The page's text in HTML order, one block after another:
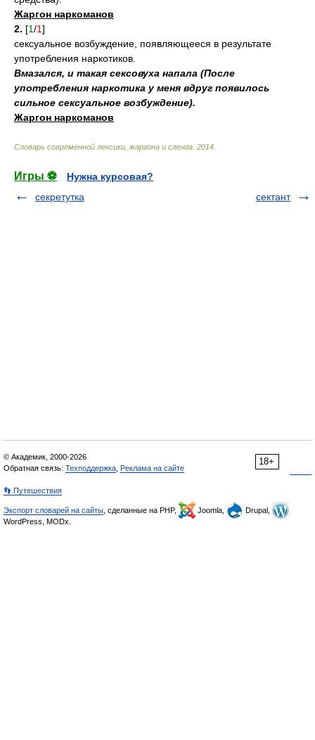
Жаргон наркоманов
2. [1/1]
сексуальное возбуждение, появляющееся в результате
употребления наркотиков.
Вмазался, и такая сексовуха напала (После
употребления наркотика у меня вдруг появилось
сильное сексуальное возбуждение).
Жаргон наркоманов
Cловарь современной лексики, жаргона и сленга 2014
Игры ⚽
Нужна курсовая?
секретутка
сектант
18+
© Академик, 2000-2026
Обратная связь: Техподдержка Реклама на сайте
👣 Путешествия
Экспорт словарей на сайты , сделанные на PHP, Joomla,
Drupal,
WordPress, MODx.